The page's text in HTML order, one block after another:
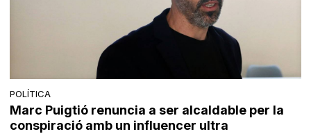
POLÍTICA
Marc Puigtió renuncia a ser alcaldable per la
conspiració amb un influencer ultra